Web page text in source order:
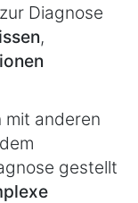
zur Diagnose
,
mit anderen
gestellt